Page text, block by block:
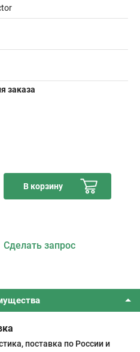
заказа
В корзину
Сделать запрос
поставка по России и